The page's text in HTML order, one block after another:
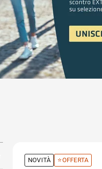
NOVITÀ ⭐OFFERTA